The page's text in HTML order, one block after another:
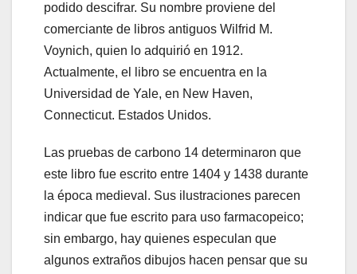
podido descifrar. Su nombre proviene del
comerciante de libros antiguos Wilfrid M.
Voynich, quien lo adquirió en 1912.
Actualmente, el libro se encuentra en la
Universidad de Yale, en New Haven,
Connecticut. Estados Unidos.
Las pruebas de carbono 14 determinaron que
este libro fue escrito entre 1404 y 1438 durante
la época medieval. Sus ilustraciones parecen
indicar que fue escrito para uso farmacopeico;
sin embargo, hay quienes especulan que
algunos extraños dibujos hacen pensar que su